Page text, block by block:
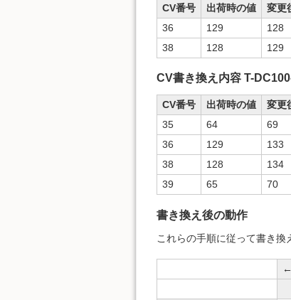
CV番号 出荷時の値 変更
36
129 128
38
128 129
CV書き換え内容 T-
CV番号 出荷時の値 変更
35
64 69
36
129 133
38
128 134
39
65 70
書き換え後の動作
これらの手順に従って書き換